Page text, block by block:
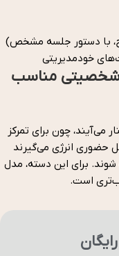
با دستور جلسه مشخص)
خودمدیریتی
شخصیتی مناسب
می‌آیند، چون برای تمرکز
حضوری انرژی می‌گیرند
برای این دسته، مدل
است.